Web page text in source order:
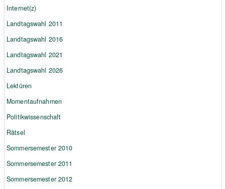
Internet(z)
Landtagswahl 2011
Landtagswahl 2016
Landtagswahl 2021
Landtagswahl 2026
Lektüren
Momentaufnahmen
Politikwissenschaft
Rätsel
Sommersemester 2010
Sommersemester 2011
Sommersemester 2012